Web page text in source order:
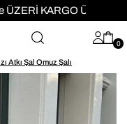
ÜCRETSİZ!
0
Atkı Şal Omuz Şalı